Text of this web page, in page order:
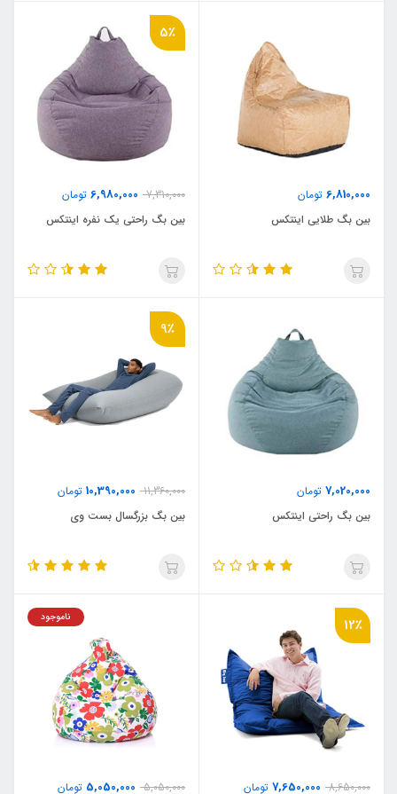
6,810,000 تومان
بین بگ طلایی اینتکس
5٪
7,310,000
6,980,000 تومان
بین بگ راحتی یک نفره اینتکس
7,020,000 تومان
بین بگ راحتی اینتکس
9٪
11,360,000
10,390,000 تومان
بین بگ بزرگسال بست وی
12٪
8,650,000
7,650,000 تومان
5,050,000
5,050,000 تومان
ناموجود